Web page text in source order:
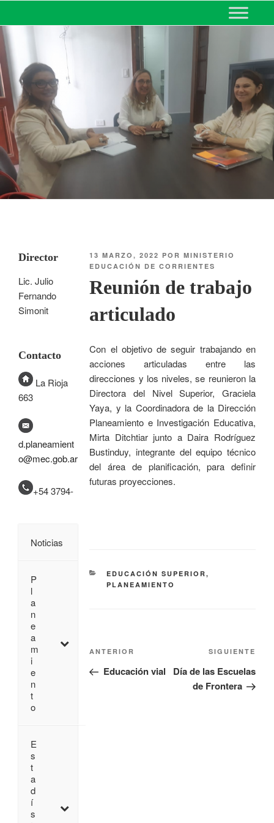
MINISTERIO DE EDUCACIÓN
DE CORRIENTES
13 MARZO, 2022 PORMINISTERIO
EDUCACIÓN DE CORRIENTES
Reunión de trabajo
articulado
Con el objetivo de seguir trabajando en
acciones articuladas entre las
direcciones y los niveles, se reunieron la
Directora del Nivel Superior, Graciela
Yaya, y la Coordinadora de la Dirección
Planeamiento e Investigación Educativa,
Mirta Ditchtiar junto a Daira Rodríguez
Bustinduy, integrante del equipo técnico
del área de planificación, para definir
futuras proyecciones.
EDUCACIÓN SUPERIOR,
PLANEAMIENTO
ANTERIOR
Educación vial
SIGUIENTE
Día de las Escuelas
de Frontera
Director
Lic. Julio
Fernando
Simonit
Contacto
La Rioja
663
d.planeamient
o@mec.gob.ar
+54 3794-
Noticias
P
l
a
n
e
a
m
i
e
n
t
o
E
s
t
a
d
í
s